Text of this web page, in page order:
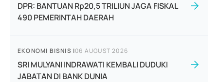
DPR: BANTUAN Rp20,5 TRILIUN JAGA FISKAL
490 PEMERINTAH DAERAH
EKONOMI BISNIS |06 AUGUST 2026
SRI MULYANI INDRAWATI KEMBALI DUDUKI
JABATAN DI BANK DUNIA